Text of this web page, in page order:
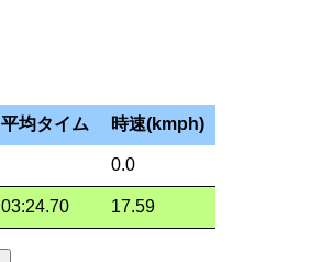
平均タイム 時速(kmph)
0.0
03:24.70 17.59